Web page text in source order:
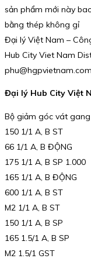
sản phẩm mới này
bằng thép không gỉ
Đại lý Việt Nam –
Hub City Viet Nam
phu@hgpvietnam.com
Đại lý Hub City Việt
Bộ giảm góc vát gang
150 1/1 A, B ST
66 1/1 A, B ĐỘNG
175 1/1 A, B SP 1.000
165 1/1 A, B ĐỘNG
600 1/1 A, B ST
M2 1/1 A, B ST
150 1/1 A, B SP
165 1.5/1 A, B SP
M2 1.5/1 GST